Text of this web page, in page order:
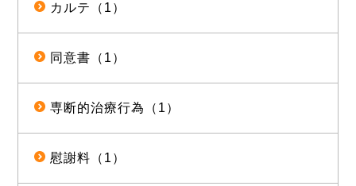
カルテ（1）
同意書（1）
専断的治療行為（1）
慰謝料（1）